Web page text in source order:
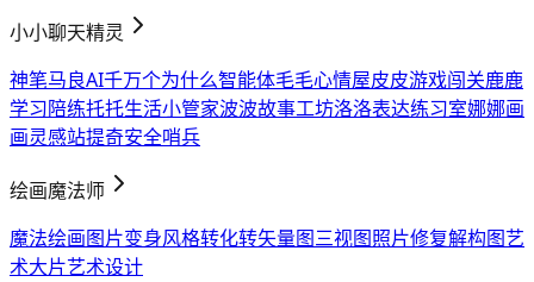
小小聊天精灵
神笔马良AI千万个为什么智能体毛毛心情屋皮皮游戏闯关鹿鹿
学习陪练托托生活小管家波波故事工坊洛洛表达练习室娜娜画
画灵感站提奇安全哨兵
绘画魔法师
魔法绘画图片变身风格转化转矢量图三视图照片修复解构图艺
术大片艺术设计